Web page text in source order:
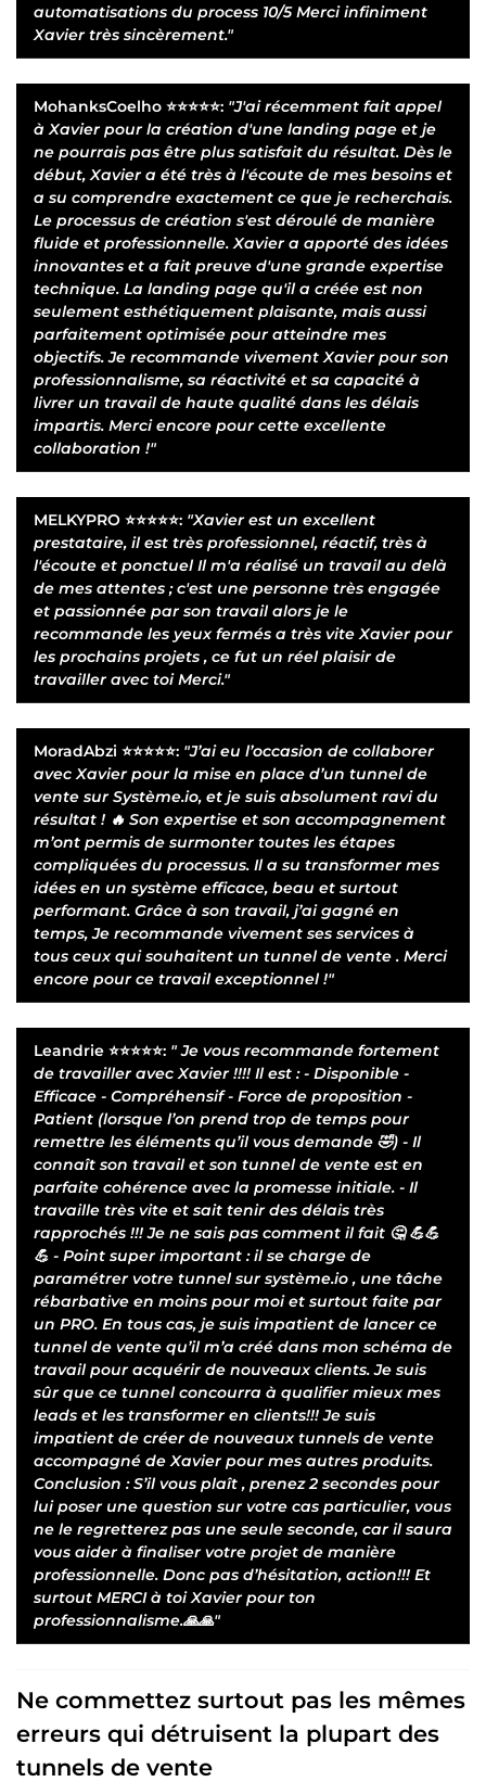
automatisations du process 10/5 Merci infiniment
Xavier très sincèrement."
MohanksCoelho ⭐⭐⭐⭐⭐: "J'ai récemment fait appel
à Xavier pour la création d'une landing page et je
ne pourrais pas être plus satisfait du résultat. Dès le
début, Xavier a été très à l'écoute de mes besoins et
a su comprendre exactement ce que je recherchais.
Le processus de création s'est déroulé de manière
fluide et professionnelle. Xavier a apporté des idées
innovantes et a fait preuve d'une grande expertise
technique. La landing page qu'il a créée est non
seulement esthétiquement plaisante, mais aussi
parfaitement optimisée pour atteindre mes
objectifs. Je recommande vivement Xavier pour son
professionnalisme, sa réactivité et sa capacité à
livrer un travail de haute qualité dans les délais
impartis. Merci encore pour cette excellente
collaboration !"
MELKYPRO ⭐⭐⭐⭐⭐: "Xavier est un excellent
prestataire, il est très professionnel, réactif, très à
l'écoute et ponctuel Il m'a réalisé un travail au delà
de mes attentes ; c'est une personne très engagée
et passionnée par son travail alors je le
recommande les yeux fermés a très vite Xavier pour
les prochains projets , ce fut un réel plaisir de
travailler avec toi Merci."
MoradAbzi ⭐⭐⭐⭐⭐: "J’ai eu l’occasion de collaborer
avec Xavier pour la mise en place d’un tunnel de
vente sur Système.io, et je suis absolument ravi du
résultat ! 🔥 Son expertise et son accompagnement
m’ont permis de surmonter toutes les étapes
compliquées du processus. Il a su transformer mes
idées en un système efficace, beau et surtout
performant. Grâce à son travail, j’ai gagné en
temps, Je recommande vivement ses services à
tous ceux qui souhaitent un tunnel de vente . Merci
encore pour ce travail exceptionnel !"
Leandrie ⭐⭐⭐⭐⭐: " Je vous recommande fortement
de travailler avec Xavier !!!! Il est : - Disponible -
Efficace - Compréhensif - Force de proposition -
Patient (lorsque l’on prend trop de temps pour
remettre les éléments qu’il vous demande 🤣) - Il
connaît son travail et son tunnel de vente est en
parfaite cohérence avec la promesse initiale. - Il
travaille très vite et sait tenir des délais très
rapprochés !!! Je ne sais pas comment il fait 🤔 💪💪
💪 - Point super important : il se charge de
paramétrer votre tunnel sur système.io , une tâche
rébarbative en moins pour moi et surtout faite par
un PRO. En tous cas, je suis impatient de lancer ce
tunnel de vente qu’il m’a créé dans mon schéma de
travail pour acquérir de nouveaux clients. Je suis
sûr que ce tunnel concourra à qualifier mieux mes
leads et les transformer en clients!!! Je suis
impatient de créer de nouveaux tunnels de vente
accompagné de Xavier pour mes autres produits.
Conclusion : S’il vous plaît , prenez 2 secondes pour
lui poser une question sur votre cas particulier, vous
ne le regretterez pas une seule seconde, car il saura
vous aider à finaliser votre projet de manière
professionnelle. Donc pas d’hésitation, action!!! Et
surtout MERCI à toi Xavier pour ton
professionnalisme.🙏🙏"
Ne commettez surtout pas les mêmes
erreurs qui détruisent la plupart des
tunnels de vente